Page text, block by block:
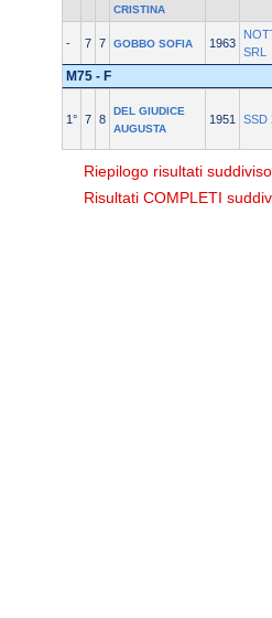
CRISTINA
- 7 7 GOBBO SOFIA 1963
SRL
M75 - F
1° 7 8
DEL GIUDICE
AUGUSTA
1951 SSD
Riepilogo risultati
Risultati COMPLETI